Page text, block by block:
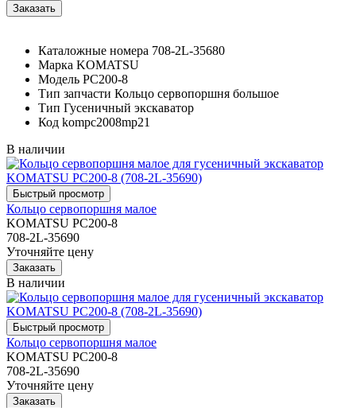
Каталожные номера 708-2L-35680
Марка KOMATSU
Модель PC200-8
Тип запчасти Кольцо сервопоршня большое
Тип Гусеничный экскаватор
Код kompc2008mp21
В наличии
Кольцо сервопоршня малое
KOMATSU PC200-8
708-2L-35690
Уточняйте цену
В наличии
Кольцо сервопоршня малое
KOMATSU PC200-8
708-2L-35690
Уточняйте цену